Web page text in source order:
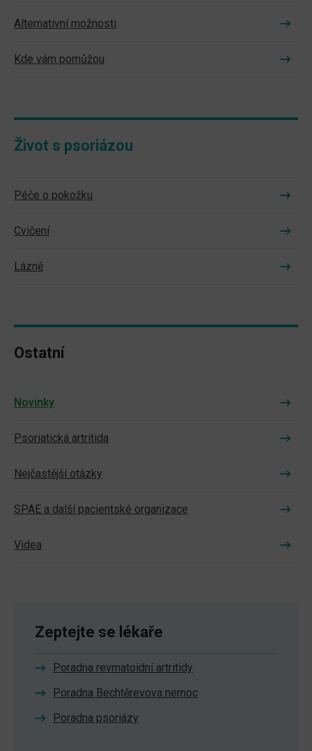
Alternativní možnosti
Kde vám pomůžou
Život s psoriázou
Péče o pokožku
Cvičení
Lázně
Ostatní
Novinky
Psoriatická artritida
Nejčastější otázky
SPAE a další pacientské organizace
Videa
Zeptejte se lékaře
Poradna revmatoidní artritidy
Poradna Bechtěrevova nemoc
Poradna psoriázy